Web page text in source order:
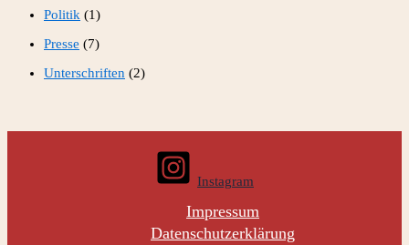
Politik (1)
Presse (7)
Unterschriften (2)
Instagram
Impressum
Datenschutzerklärung